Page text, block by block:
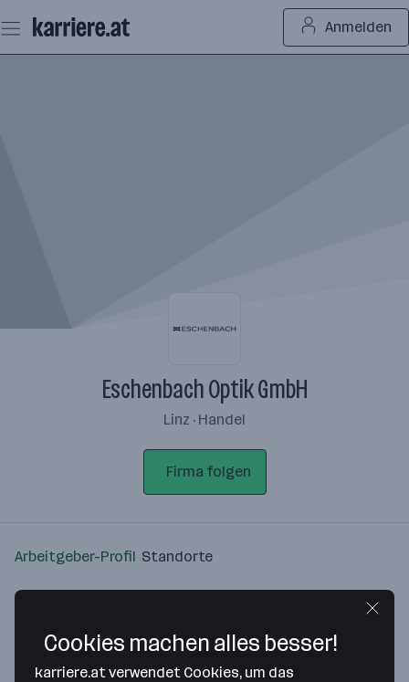
Seiteninhalt
springen
Anmelden
Eschenbach Optik GmbH
Linz · Handel
Firma folgen
Arbeitgeber-Profil Standorte
Standort
Cookies machen alles besser!
karriere.at verwendet Cookies, um das